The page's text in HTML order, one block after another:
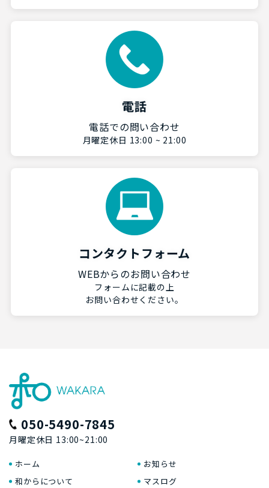
電話
電話での問い合わせ
月曜定休日 13:00 ~ 21:00
コンタクトフォーム
WEBからのお問い合わせ
フォームに記載の上
お問い合わせください。
050-5490-7845
月曜定休日 13:00~21:00
ホーム
和からについて
お知らせ
マスログ